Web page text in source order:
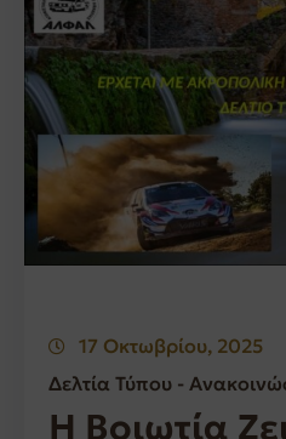
17 Οκτωβρίου, 2025
Δελτία Τύπου -
Η Βοιωτία